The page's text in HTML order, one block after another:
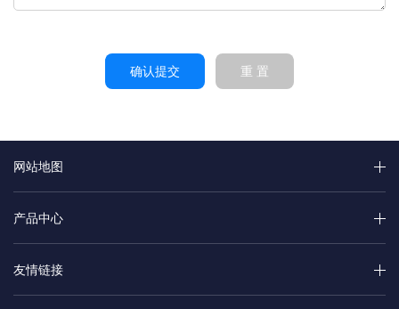
确认提交 重 置
网站地图
产品中心
友情链接